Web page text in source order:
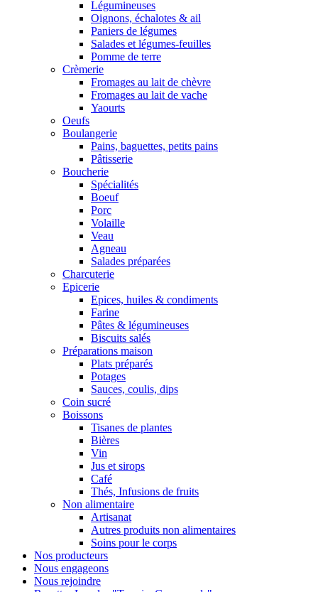
Légumineuses
Oignons, échalotes & ail
Paniers de légumes
Salades et légumes-feuilles
Pomme de terre
Crèmerie
Fromages au lait de chèvre
Fromages au lait de vache
Yaourts
Oeufs
Boulangerie
Pains, baguettes, petits pains
Pâtisserie
Boucherie
Spécialités
Boeuf
Porc
Volaille
Veau
Agneau
Salades préparées
Charcuterie
Epicerie
Epices, huiles & condiments
Farine
Pâtes & légumineuses
Biscuits salés
Préparations maison
Plats préparés
Potages
Sauces, coulis, dips
Coin sucré
Boissons
Tisanes de plantes
Bières
Vin
Jus et sirops
Café
Thés, Infusions de fruits
Non alimentaire
Artisanat
Autres produits non alimentaires
Soins pour le corps
Nos producteurs
Nous engageons
Nous rejoindre